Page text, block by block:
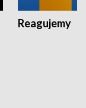
Reagujemy